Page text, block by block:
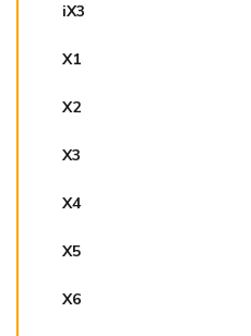
iX3
X1
X2
X3
X4
X5
X6